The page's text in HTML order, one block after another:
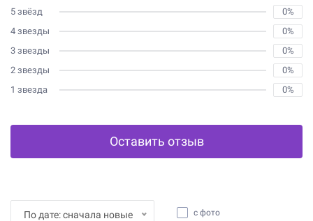
5 звёзд
0%
4 звезды
0%
3 звезды
0%
2 звезды
0%
1 звезда
0%
Оставить отзыв
По дате: сначала новые с фото